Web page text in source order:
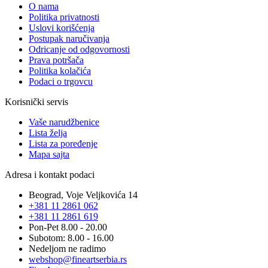
O nama
Politika privatnosti
Uslovi korišćenja
Postupak naručivanja
Odricanje od odgovornosti
Prava potršača
Politika kolačića
Podaci o trgovcu
Korisnički servis
Vaše narudžbenice
Lista želja
Lista za poređenje
Mapa sajta
Adresa i kontakt podaci
Beograd, Voje Veljkovića 14
+381 11 2861 062
+381 11 2861 619
Pon-Pet 8.00 - 20.00
Subotom: 8.00 - 16.00
Nedeljom ne radimo
webshop@fineartserbia.rs